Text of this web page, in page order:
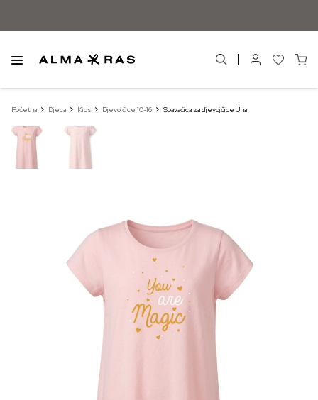
Početna Djeca Kids Djevojčice 10-16 Spavaćica za djevojčice Una